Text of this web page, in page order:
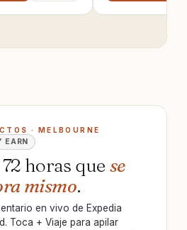
· MELBOURNE
EARN
horas que se
mismo.
en vivo de Expedia
Toca + Viaje para apilar